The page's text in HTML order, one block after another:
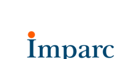
Imparcial